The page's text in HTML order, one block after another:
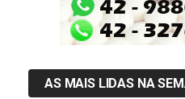
AS MAIS LIDAS NA